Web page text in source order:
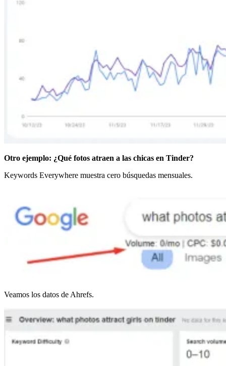
Otro ejemplo: ¿Qué fotos atraen a las chicas en Tinder?
Keywords Everywhere muestra cero búsquedas mensuales.
Veamos los datos de Ahrefs.